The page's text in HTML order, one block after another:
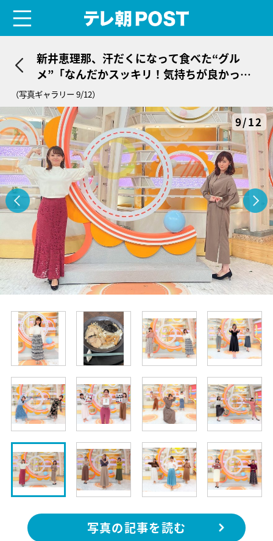
新井恵理那、汗だくになって食べた“グル
メ”「なんだかスッキリ！気持ちが良かった
です」
（写真ギャラリー 9/12）
9/12
写真の記事を読む